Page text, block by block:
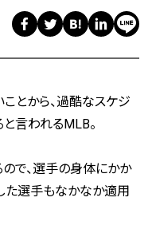
とから、過酷なスケジ
言われるMLB。
で、選手の身体にかか
た選手もなかなか適用